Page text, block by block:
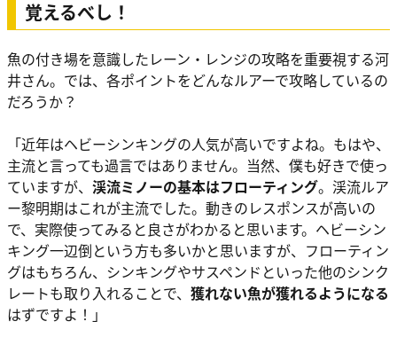
覚えるべし！
魚の付き場を意識したレーン・レンジの攻略を重要視する河
井さん。では、各ポイントをどんなルアーで攻略しているの
だろうか？
「近年はヘビーシンキングの人気が高いですよね。もはや、
主流と言っても過言ではありません。当然、僕も好きで使っ
ていますが、 渓流ミノーの基本はフローティング。渓流ルア
ー黎明期はこれが主流でした。動きのレスポンスが高いの
で、実際使ってみると良さがわかると思います。ヘビーシン
キング一辺倒という方も多いかと思いますが、フローティン
グはもちろん、シンキングやサスペンドといった他のシンク
レートも取り入れることで、 獲れない魚が獲れるようになる
はずですよ！」